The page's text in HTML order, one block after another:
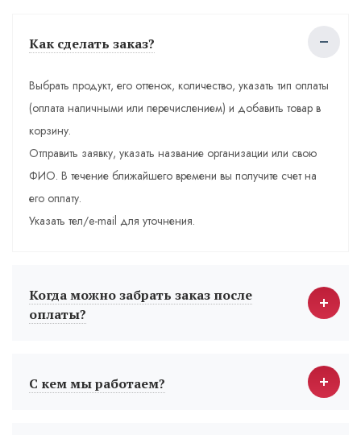
Как сделать заказ?
Выбрать продукт, его оттенок, количество, указать тип оплаты
(оплата наличными или перечислением) и добавить товар в
корзину.
Отправить заявку, указать название организации или свою
ФИО. В течение ближайшего времени вы получите счет на
его оплату.
Указать тел/e-mail для уточнения.
Когда можно забрать заказ после
оплаты?
С кем мы работаем?